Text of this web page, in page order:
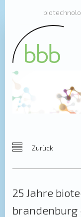
Zurück
25 Jahre
brandenburg